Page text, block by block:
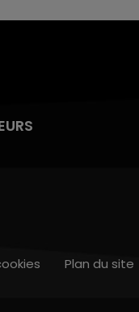
Plan du site